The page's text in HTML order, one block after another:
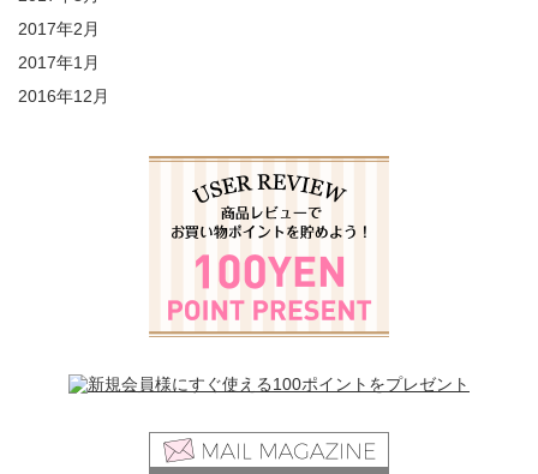
2017年2月
2017年1月
2016年12月